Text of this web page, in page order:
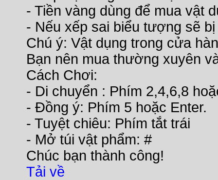
- Tiền vàng dùng để mua vật
- Nếu xếp sai biểu tượng sẽ
Chú ý: Vật dụng trong cửa
Bạn nên mua thường xuyên
Cách Chơi:
- Di chuyển : Phím 2,4,6,8
- Đồng ý: Phím 5 hoặc Enter.
- Tuyệt chiêu: Phím tắt trái
- Mở túi vật phẩm: #
Chúc bạn thành công!
Tải về